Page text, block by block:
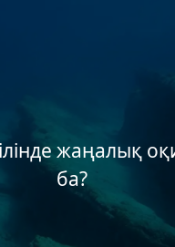
жаңалық
ба?